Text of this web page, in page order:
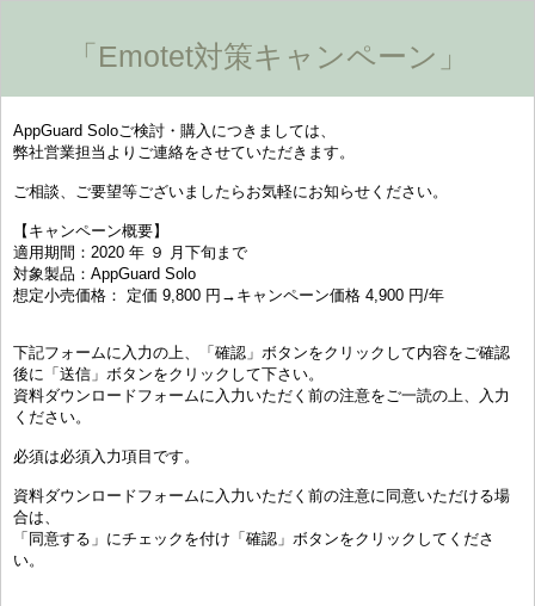
「Emotet対策キャンペーン」
AppGuard Soloご検討・購入につきましては、
弊社営業担当よりご連絡をさせていただきます。
ご相談、ご要望等ございましたらお気軽にお知らせください。
【キャンペーン概要】
適用期間：2020 年 ９ 月下旬まで
対象製品：AppGuard Solo
想定小売価格： 定価 9,800 円→キャンペーン価格 4,900 円/年
下記フォームに入力の上、「確認」ボタンをクリックして内容をご確認
後に「送信」ボタンをクリックして下さい。
資料ダウンロードフォームに入力いただく前の注意をご一読の上、入力
ください。
必須は必須入力項目です。
資料ダウンロードフォームに入力いただく前の注意に同意いただける場
合は、
「同意する」にチェックを付け「確認」ボタンをクリックしてくださ
い。